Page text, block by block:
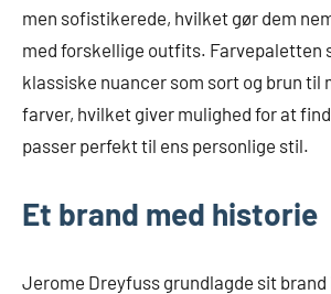
men sofistikerede, hvilket gør dem
med forskellige outfits. Farvepaletten
klassiske nuancer som sort og brun til
farver, hvilket giver mulighed for at
passer perfekt til ens personlige stil.
Et brand med historie
Jerome Dreyfuss grundlagde sit brand